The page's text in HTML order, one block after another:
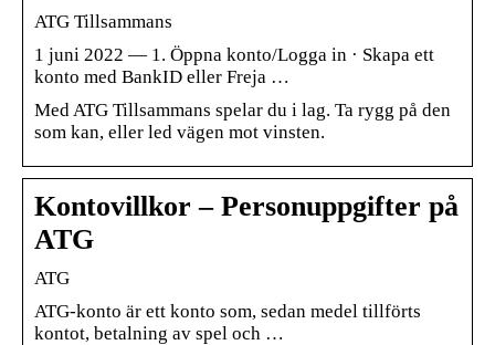
ATG Tillsammans
1 juni 2022 — 1. Öppna konto/Logga in · Skapa ett
konto med BankID eller Freja …
Med ATG Tillsammans spelar du i lag. Ta rygg på den
som kan, eller led vägen mot vinsten.
Kontovillkor – Personuppgifter på
ATG
ATG
ATG-konto är ett konto som, sedan medel tillförts
kontot, betalning av spel och …